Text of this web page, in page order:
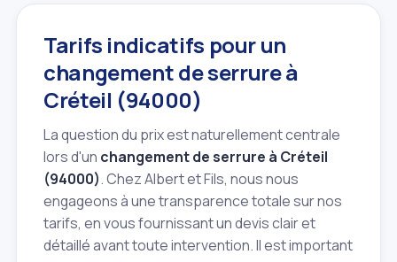
Tarifs indicatifs pour un
changement de serrure à
Créteil (94000)
La question du prix est naturellement centrale
lors d'un changement de serrure à Créteil
(94000). Chez Albert et Fils, nous nous
engageons à une transparence totale sur nos
tarifs, en vous fournissant un devis clair et
détaillé avant toute intervention. Il est important